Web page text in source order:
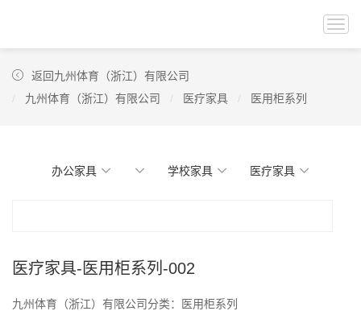
返回九州体育（浙江）有限公司
九州体育（浙江）有限公司
医疗家具 医用柜系列
办公家具 学校家具 医疗家具
医疗家具-医用柜系列-002
九州体育（浙江）有限公司分类：医用柜系列